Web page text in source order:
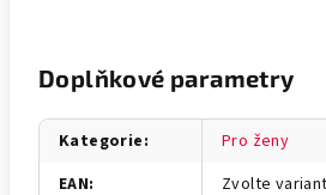
Doplňkové parametry
Kategorie:
Pro ženy
EAN:
Zvolte